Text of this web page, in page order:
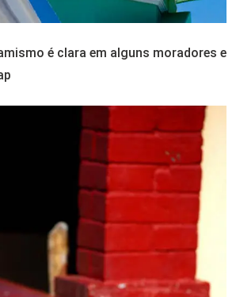
é clara em alguns moradores e